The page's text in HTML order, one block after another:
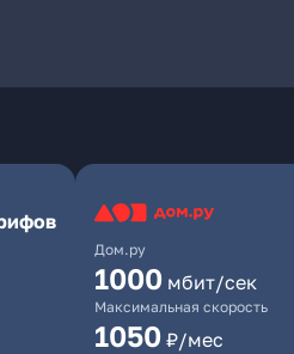
Дом.ру
1000 мбит/сек
Максимальная скорость
1050 ₽/мес